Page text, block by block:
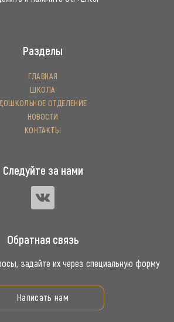
Разделы
ГЛАВНАЯ
ШКОЛА
ОТДЕЛЕНИЕ
НОВОСТИ
КОНТАКТЫ
Следуйте за нами
Обратная связь
задайте их через специальную форму
Написать нам